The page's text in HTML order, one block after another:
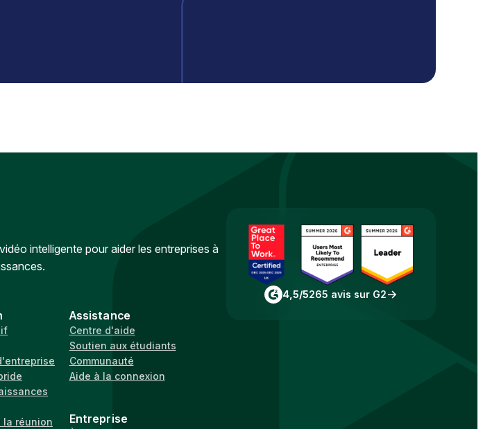
intelligente pour aider les entreprises à
la réunion
Assistance
Centre d'aide
Soutien aux étudiants
Communauté
Aide à la connexion
Entreprise
4,5/5265 avis sur G2